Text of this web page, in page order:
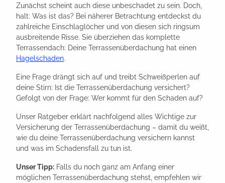
Zunächst scheint auch diese unbeschadet zu sein. Doch,
halt: Was ist das? Bei näherer Betrachtung entdeckst du
zahlreiche Einschlaglöcher und von diesen sich ringsum
ausbreitende Risse. Sie überziehen das komplette
Terrassendach: Deine Terrassenüberdachung hat einen
Hagelschaden.
Eine Frage drängt sich auf und treibt Schweißperlen auf
deine Stirn: Ist die Terrassenüberdachung versichert?
Gefolgt von der Frage: Wer kommt für den Schaden auf?
Unser Ratgeber erklärt nachfolgend alles Wichtige zur
Versicherung der Terrassenüberdachung – damit du weißt,
wie du deine Terrassenüberdachung versichern kannst
und was im Schadensfall zu tun ist.
Unser Tipp: Falls du noch ganz am Anfang einer
möglichen Terrassenüberdachung stehst, empfehlen wir